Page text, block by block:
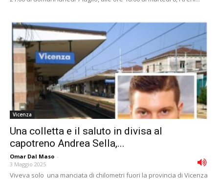
Vicenza
Una colletta e il saluto in divisa al
capotreno Andrea Sella,...
Omar Dal Maso -
3 Maggio 2025
Viveva solo una manciata di chilometri fuori la provincia di Vicenza